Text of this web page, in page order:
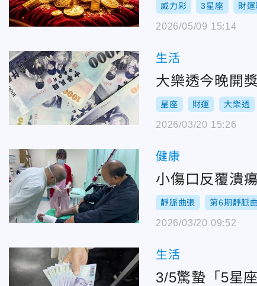
威力彩 3星座 財運
2026/05/09 15:14
生活
大樂透今晚開
星座 財運 大樂透
2026/03/20 15:26
健康
小傷口反覆潰
靜脈曲張 第6期靜脈
2026/03/20 09:52
生活
3/5驚蟄「5星